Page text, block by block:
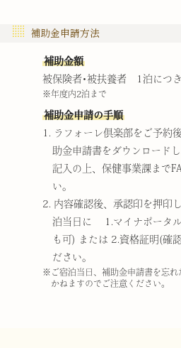
補助金申請方法
補助金額
被保険者･被扶養者 1泊につ
※年度内2泊まで
補助金申請の手順
1. ラフォーレ倶楽部をご予約後
助金申請書をダウンロード
記入の上、保健事業課まで
い。
2. 内容確認後、承認印を押印
泊当日に 1.マイナポータ
も可) または 2.資格証明(確
ださい。
※ご宿泊当日、補助金申請書を忘れ
かねますのでご注意ください。